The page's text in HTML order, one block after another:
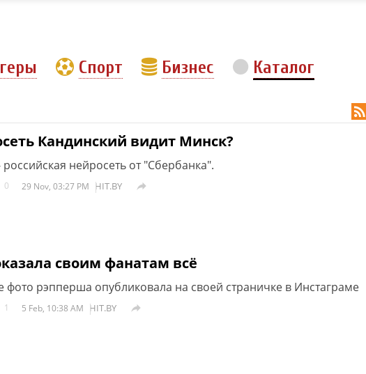
Спорт Бизнес Каталог

Кандинский видит Минск?
нейросеть от "Сбербанка".
0 29 Nov, 03:27 PM HIT.BY 
своим фанатам всё
рэпперша опубликовала на своей страничке в Инстаграме
1 5 Feb, 10:38 AM HIT.BY 